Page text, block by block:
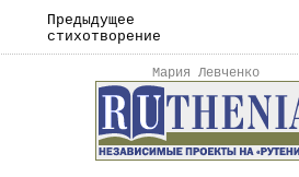
Предыдущее
стихотворение
Мария Левченко